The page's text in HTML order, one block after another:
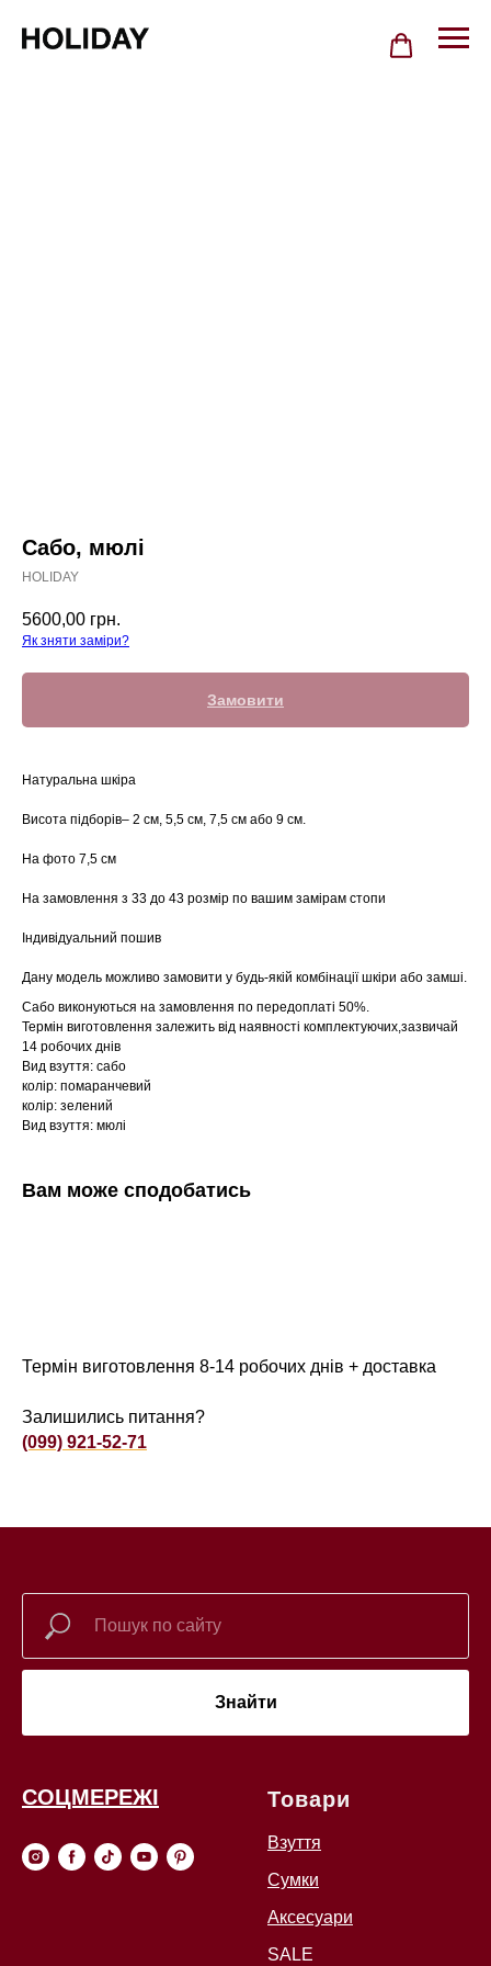
Сабо, мюлі
HOLIDAY
5600,00 грн.
Як зняти заміри?
Замовити
Натуральна шкіра
Висота підборів– 2 см, 5,5 см, 7,5 см або 9 см.
На фото 7,5 см
На замовлення з 33 до 43 розмір по вашим замірам стопи
Індивідуальний пошив
Дану модель можливо замовити у будь-якій комбінації шкіри або замші.
Сабо виконуються на замовлення по передоплаті 50%.
Термін виготовлення залежить від наявності комплектуючих,зазвичай
14 робочих днів
Вид взуття: сабо
колір: помаранчевий
колір: зелений
Вид взуття: мюлі
Вам може сподобатись
Термін виготовлення 8-14 робочих днів + доставка
Залишились питання?
(099) 921-52-71
Знайти
СОЦМЕРЕЖІ Товари
Взуття
Сумки
Аксесуари
SALE